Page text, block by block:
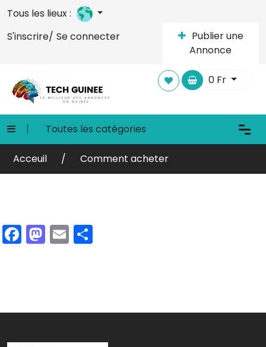
Tous les lieux :
S'inscrire/ Se connecter
Publier une
Annonce
0 Fr
Toutes les catégories
Acceuil Comment acheter
Facebook
Mastodon
Email